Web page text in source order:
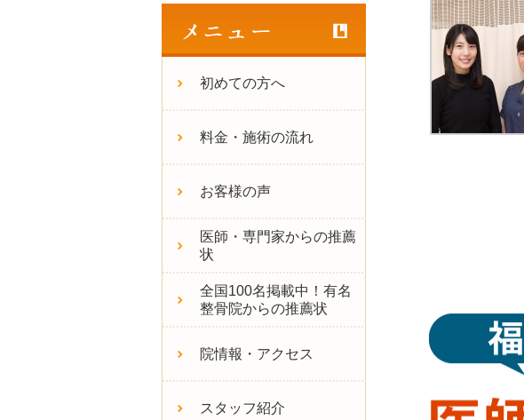
初めての方へ
料金・施術の流れ
お客様の声
医師・専門家からの推薦
状
全国100名掲載中！有名
整骨院からの推薦状
院情報・アクセス
スタッフ紹介